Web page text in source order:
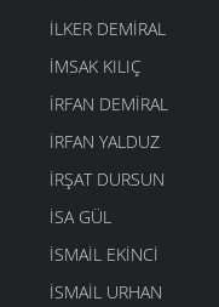
EVIMIN BACASI
ÖYKÜLER- 22 EYLÜL
İLKER DEMIRAL
İMSAK KILIÇ
İRFAN DEMIRAL
İRFAN YALDUZ
İRŞAT DURSUN
ISA GÜL
ISMAIL EKINCI
İSMAIL URHAN